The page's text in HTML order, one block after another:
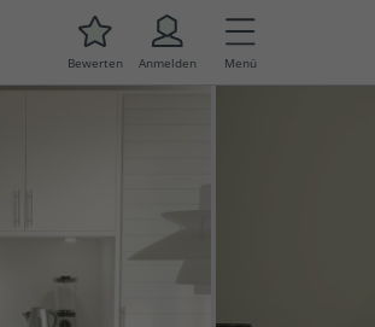
Bewerten Anmelden Menü